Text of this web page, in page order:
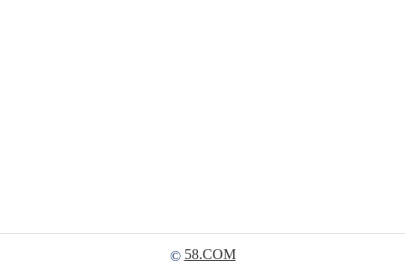
© 58.COM